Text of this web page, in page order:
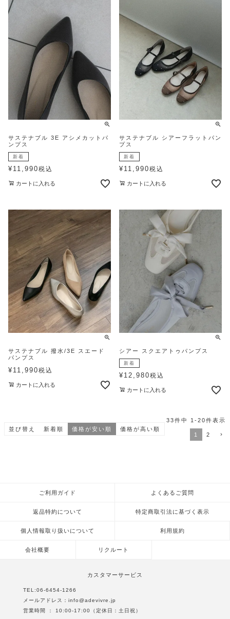
サステナブル 3E アシメカットパ
ンプス
新着
¥ 11,990税込
カートに入れる
サステナブル シアーフラットパン
プス
新着
¥ 11,990税込
カートに入れる
サステナブル 撥水/3E スエード
パンプス
¥ 11,990税込
カートに入れる
シアー スクエアトゥパンプス
新着
¥ 12,980税込
カートに入れる
並び替え 新着順 価格が安い順 価格が高い順
33件中 1 -20件表示
1 2
ご利用ガイド よくあるご質問
返品特約について 特定商取引法に基づく表示
個人情報取り扱いについて 利用規約
会社概要 リクルート
カスタマーサービス
TEL:06-6454-1266
メールアドレス： info@adevivre.jp
営業時間 ： 10:00-17:00（定休日：土日祝）